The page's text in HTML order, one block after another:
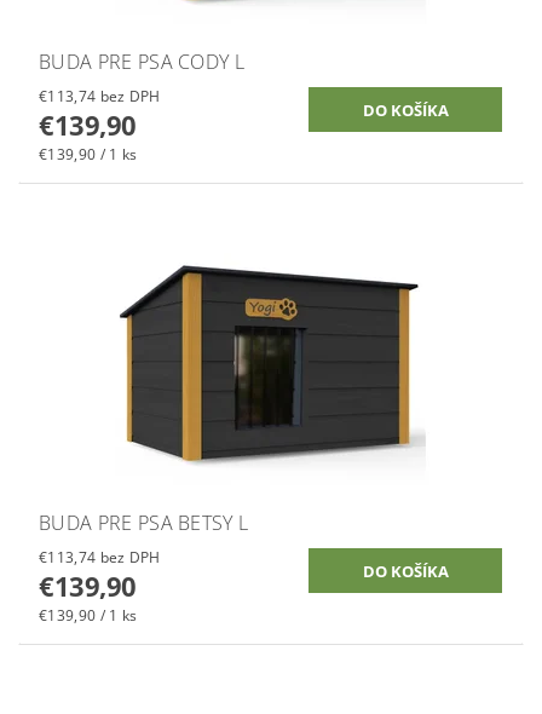
BUDA PRE PSA CODY L
€113,74 bez DPH
€139,90
€139,90 / 1 ks
BUDA PRE PSA BETSY L
€113,74 bez DPH
€139,90
€139,90 / 1 ks